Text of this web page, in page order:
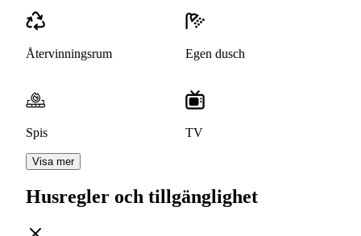
Återvinningsrum Egen dusch
Spis TV
Visa mer
Husregler och tillgänglighet